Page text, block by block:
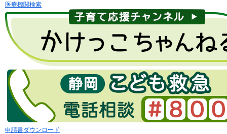
医療機関検索
申請書ダウンロード